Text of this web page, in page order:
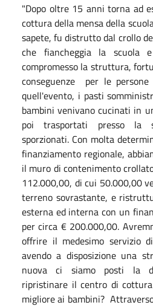
"Dopo oltre 15 anni torna ad
cottura della mensa della
sapete, fu distrutto dal crollo
che fiancheggia la scuola
compromesso la struttura,
conseguenze per le
quell'evento, i pasti
bambini venivano cucinati in
poi trasportati presso la
sporzionati. Con molta
finanziamento regionale,
il muro di contenimento
112.000,00, di cui 50.000,00
terreno sovrastante, e
esterna ed interna con un
per circa € 200.000,00.
offrire il medesimo servizio
avendo a disposizione una
nuova ci siamo posti la
ripristinare il centro di
migliore ai bambini?